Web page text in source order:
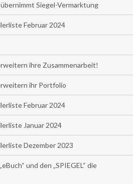
Siegel-Vermarktung
Februar 2024
ihre Zusammenarbeit!
ihr Portfolio
Februar 2024
Januar 2024
Dezember 2023
und den „SPIEGEL“ die